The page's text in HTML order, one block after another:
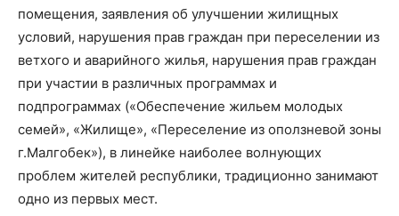
помещения, заявления об улучшении жилищных
условий, нарушения прав граждан при переселении из
ветхого и аварийного жилья, нарушения прав граждан
при участии в различных программах и
подпрограммах («Обеспечение жильем молодых
семей», «Жилище», «Переселение из оползневой зоны
г.Малгобек»), в линейке наиболее волнующих
проблем жителей республики, традиционно занимают
одно из первых мест.